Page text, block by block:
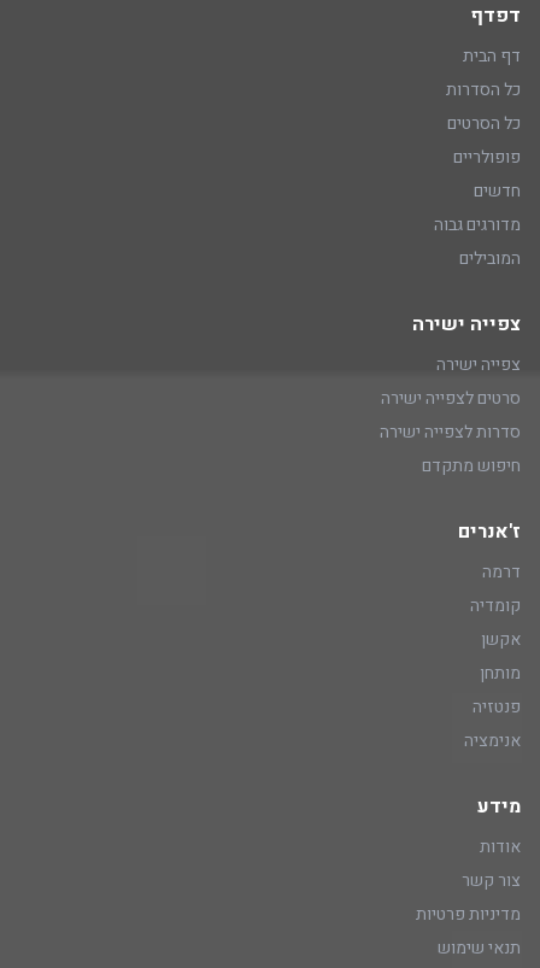
דפדף
דף הבית
כל הסדרות
כל הסרטים
פופולריים
חדשים
מדורגים גבוה
המובילים
צפייה ישירה
צפייה ישירה
סרטים לצפייה ישירה
סדרות לצפייה ישירה
חיפוש מתקדם
ז'אנרים
דרמה
קומדיה
אקשן
מותחן
פנטזיה
אנימציה
מידע
אודות
צור קשר
מדיניות פרטיות
תנאי שימוש